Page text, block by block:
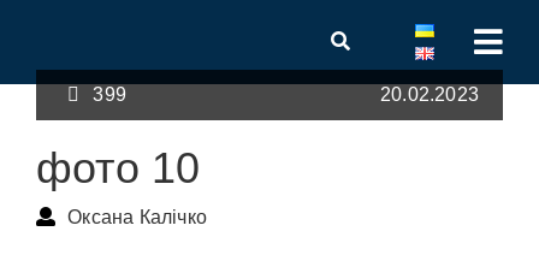
399 20.02.2023
фото 10
Оксана Калічко